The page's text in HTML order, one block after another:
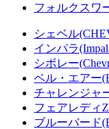
フォルクスワ
シェベル
インパラ
シボレー
ベル・エアー
チャレンジャ
フェアレディ
ブルーバード